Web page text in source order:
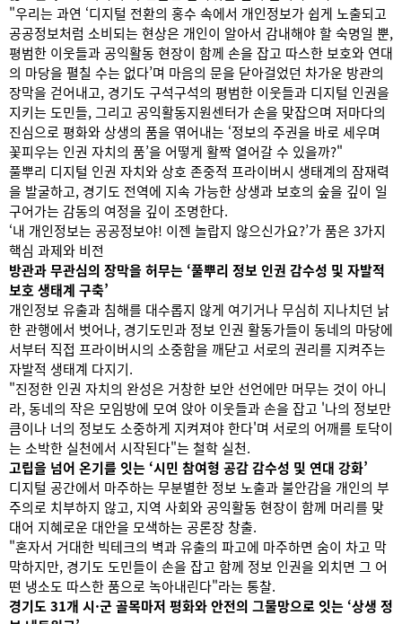
"우리는 과연 ‘디지털 전환의 홍수 속에서 개인정보가 쉽게 노출되고
공공정보처럼 소비되는 현상은 개인이 알아서 감내해야 할 숙명일 뿐,
평범한 이웃들과 공익활동 현장이 함께 손을 잡고 따스한 보호와 연대
의 마당을 펼칠 수는 없다’며 마음의 문을 닫아걸었던 차가운 방관의
장막을 걷어내고, 경기도 구석구석의 평범한 이웃들과 디지털 인권을
지키는 도민들, 그리고 공익활동지원센터가 손을 맞잡으며 저마다의
진심으로 평화와 상생의 품을 엮어내는 ‘정보의 주권을 바로 세우며
꽃피우는 인권 자치의 품’을 어떻게 활짝 열어갈 수 있을까?"
풀뿌리 디지털 인권 자치와 상호 존중적 프라이버시 생태계의 잠재력
을 발굴하고, 경기도 전역에 지속 가능한 상생과 보호의 숲을 깊이 일
구어가는 감동의 여정을 깊이 조명한다.
‘내 개인정보는 공공정보야! 이젠 놀랍지 않으신가요?’가 품은 3가지
핵심 과제와 비전
방관과 무관심의 장막을 허무는 ‘풀뿌리 정보 인권 감수성 및 자발적
보호 생태계 구축’
개인정보 유출과 침해를 대수롭지 않게 여기거나 무심히 지나치던 낡
한 관행에서 벗어나, 경기도민과 정보 인권 활동가들이 동네의 마당에
서부터 직접 프라이버시의 소중함을 깨닫고 서로의 권리를 지켜주는
자발적 생태계 다지기.
"진정한 인권 자치의 완성은 거창한 보안 선언에만 머무는 것이 아니
라, 동네의 작은 모임방에 모여 앉아 이웃들과 손을 잡고 '나의 정보만
큼이나 너의 정보도 소중하게 지켜져야 한다'며 서로의 어깨를 토닥이
는 소박한 실천에서 시작된다"는 철학 실천.
고립을 넘어 온기를 잇는 ‘시민 참여형 공감 감수성 및 연대 강화’
디지털 공간에서 마주하는 무분별한 정보 노출과 불안감을 개인의 부
주의로 치부하지 않고, 지역 사회와 공익활동 현장이 함께 머리를 맞
대어 지혜로운 대안을 모색하는 공론장 창출.
"혼자서 거대한 빅테크의 벽과 유출의 파고에 마주하면 숨이 차고 막
막하지만, 경기도 도민들이 손을 잡고 함께 정보 인권을 외치면 그 어
떤 냉소도 따스한 품으로 녹아내린다"라는 통찰.
경기도 31개 시·군 골목마저 평화와 안전의 그물망으로 잇는 ‘상생 정